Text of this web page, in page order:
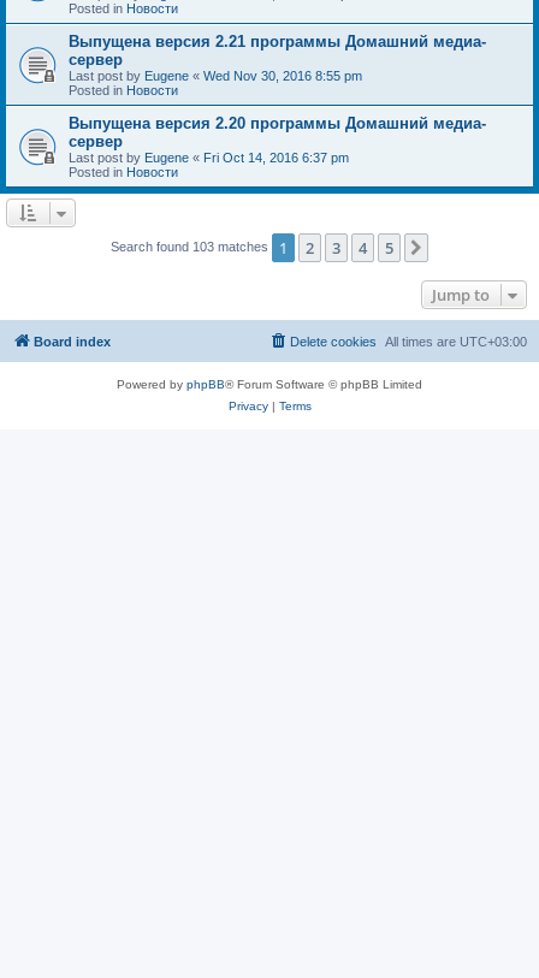
Posted in Новости
Выпущена версия 2.21 программы Домашний медиа-
сервер
Last post by Eugene « Wed Nov 30, 2016 8:55 pm
Posted in Новости
Выпущена версия 2.20 программы Домашний медиа-
сервер
Last post by Eugene « Fri Oct 14, 2016 6:37 pm
Posted in Новости
Search found 103 matches 1 2 3 4 5
Jump to
Board index All times are UTC+03:00
Delete cookies
Powered by phpBB® Forum Software © phpBB Limited
Privacy| Terms